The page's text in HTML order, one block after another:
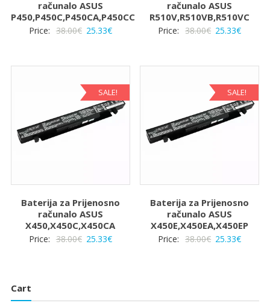
računalo ASUS
P450,P450C,P450CA,P450CC
Price: 38.00€ Izvorna
38.00€.
25.33€Trenutna
računalo ASUS
R510V,R510VB,R510VC
Price: 38.00€ Izvorna
38.00€.
25.33€
SALE!
Baterija za Prijenosno
računalo ASUS
X450,X450C,X450CA
Price: 38.00€ Izvorna
38.00€.
25.33€Trenutna
SALE!
Baterija za Prijenosno
računalo ASUS
X450E,X450EA,X450EP
Price: 38.00€ Izvorna
38.00€.
25.33€
Cart